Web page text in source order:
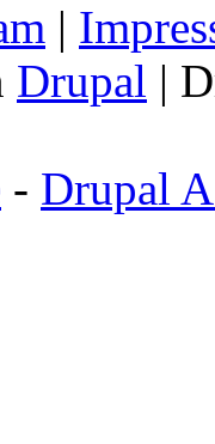
|
Drupal |
- Drupal